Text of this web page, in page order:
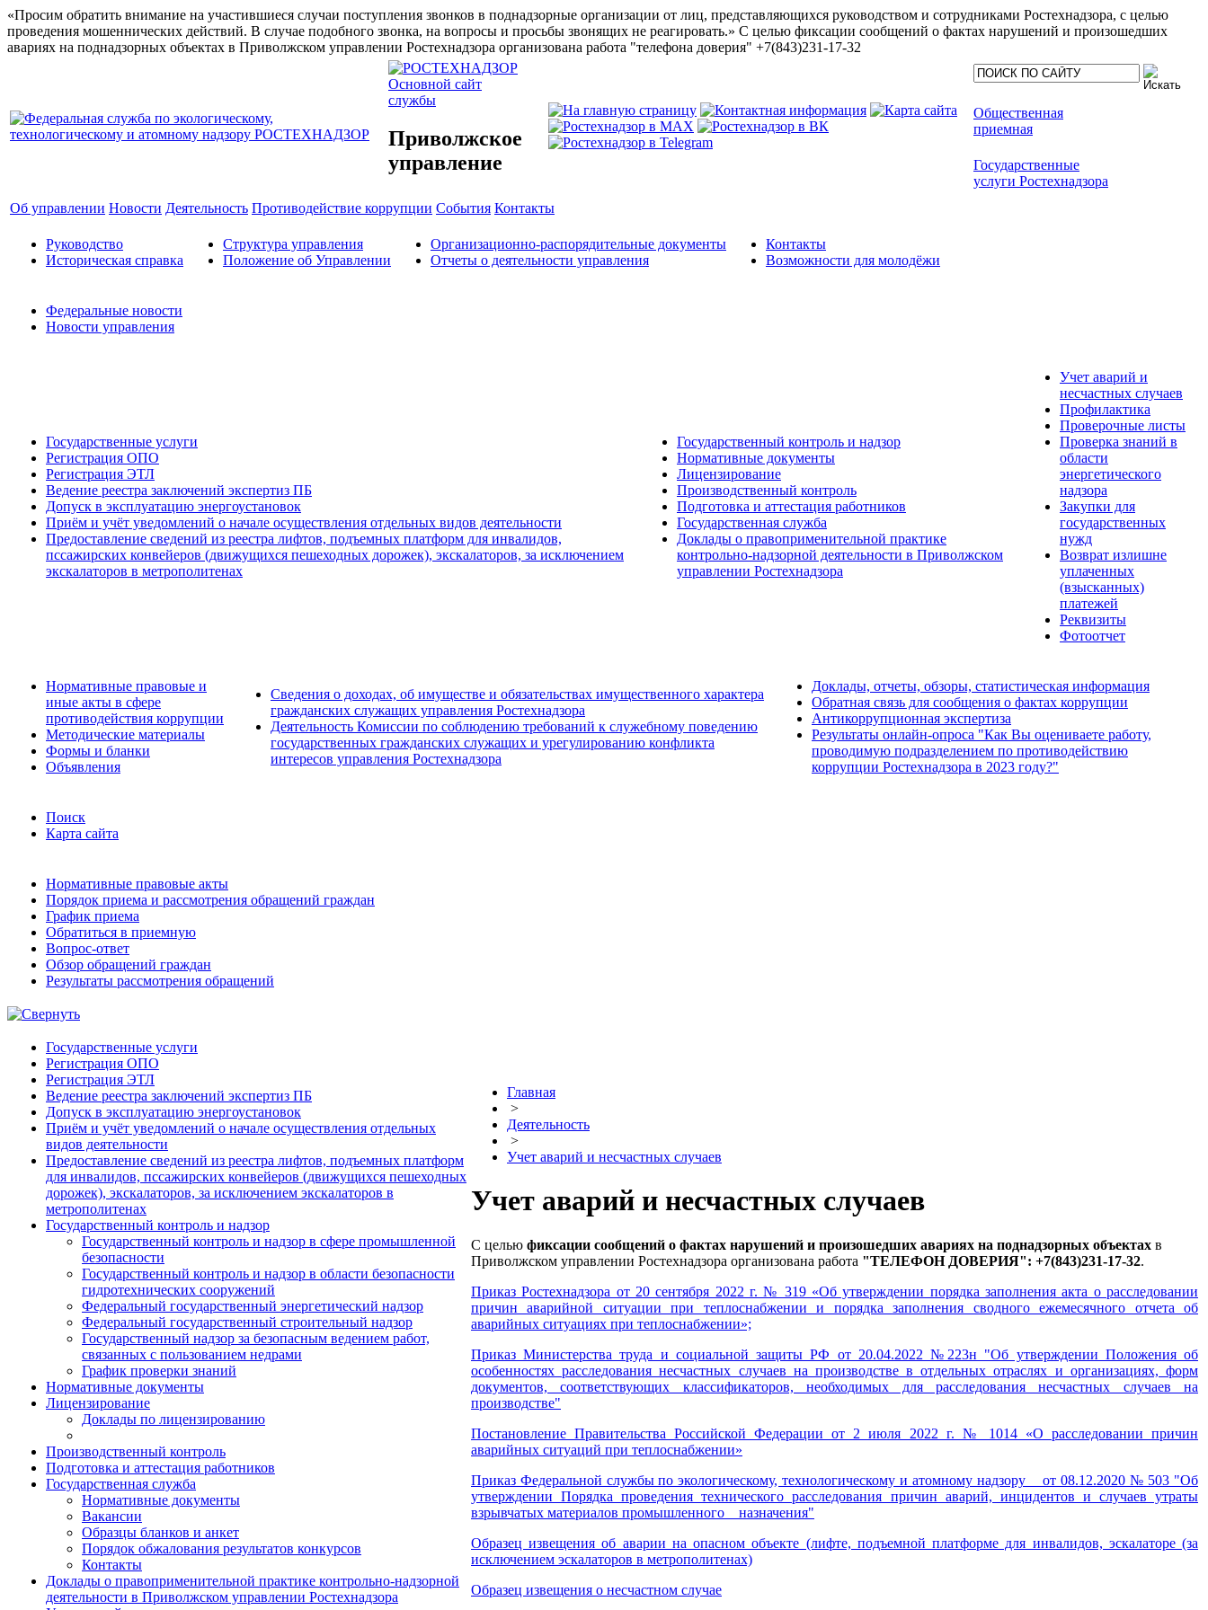
«Просим обратить внимание на участившиеся случаи поступления звонков в поднадзорные организации от лиц, представляющихся руководством и сотрудниками Ростехнадзора, с целью
проведения мошеннических действий. В случае подобного звонка, на вопросы и просьбы звонящих не реагировать.» С целью фиксации сообщений о фактах нарушений и произошедших
авариях на поднадзорных объектах в Приволжском управлении Ростехнадзора организована работа "телефона доверия" +7(843)231-17-32
Основной сайт
службы
Приволжское
управление
Общественная
приемная
Государственные
услуги Ростехнадзора
Об управлении Новости Деятельность Противодействие коррупции События Контакты
Руководство
Историческая справка
Структура управления
Положение об Управлении
Организационно-распорядительные документы
Отчеты о деятельности управления
Контакты
Возможности для молодёжи
Федеральные новости
Новости управления
Государственные услуги
Регистрация ОПО
Регистрация ЭТЛ
Ведение реестра заключений экспертиз ПБ
Допуск в эксплуатацию энергоустановок
Приём и учёт уведомлений о начале осуществления отдельных видов деятельности
Предоставление сведений из реестра лифтов, подъемных платформ для инвалидов,
пссажирских конвейеров (движущихся пешеходных дорожек), экскалаторов, за исключением
экскалаторов в метрополитенах
Государственный контроль и надзор
Нормативные документы
Лицензирование
Производственный контроль
Подготовка и аттестация работников
Государственная служба
Доклады о правоприменительной практике
контрольно-надзорной деятельности в Приволжском
управлении Ростехнадзора
Учет аварий и
несчастных случаев
Профилактика
Проверочные листы
Проверка знаний в
области
энергетического
надзора
Закупки для
государственных
нужд
Возврат излишне
уплаченных
(взысканных)
платежей
Реквизиты
Фотоотчет
Нормативные правовые и
иные акты в сфере
противодействия коррупции
Методические материалы
Формы и бланки
Объявления
Сведения о доходах, об имуществе и обязательствах имущественного характера
гражданских служащих управления Ростехнадзора
Деятельность Комиссии по соблюдению требований к служебному поведению
государственных гражданских служащих и урегулированию конфликта
интересов управления Ростехнадзора
Доклады, отчеты, обзоры, статистическая информация
Обратная связь для сообщения о фактах коррупции
Антикоррупционная экспертиза
Результаты онлайн-опроса "Как Вы оцениваете работу,
проводимую подразделением по противодействию
коррупции Ростехнадзора в 2023 году?"
Поиск
Карта сайта
Нормативные правовые акты
Порядок приема и рассмотрения обращений граждан
График приема
Обратиться в приемную
Вопрос-ответ
Обзор обращений граждан
Результаты рассмотрения обращений
Государственные услуги
Регистрация ОПО
Регистрация ЭТЛ
Ведение реестра заключений экспертиз ПБ
Допуск в эксплуатацию энергоустановок
Приём и учёт уведомлений о начале осуществления отдельных
видов деятельности
Предоставление сведений из реестра лифтов, подъемных платформ
для инвалидов, пссажирских конвейеров (движущихся пешеходных
дорожек), экскалаторов, за исключением экскалаторов в
метрополитенах
Государственный контроль и надзор
Государственный контроль и надзор в сфере промышленной
безопасности
Государственный контроль и надзор в области безопасности
гидротехнических сооружений
Федеральный государственный энергетический надзор
Федеральный государственный строительный надзор
Государственный надзор за безопасным ведением работ,
связанных с пользованием недрами
График проверки знаний
Нормативные документы
Лицензирование
Доклады по лицензированию
Производственный контроль
Подготовка и аттестация работников
Государственная служба
Нормативные документы
Вакансии
Образцы бланков и анкет
Порядок обжалования результатов конкурсов
Контакты
Доклады о правоприменительной практике контрольно-надзорной
деятельности в Приволжском управлении Ростехнадзора
Главная
>
Деятельность
>
Учет аварий и несчастных случаев
Учет аварий и несчастных случаев
С целью фиксации сообщений о фактах нарушений и произошедших авариях на поднадзорных объектах в
Приволжском управлении Ростехнадзора организована работа "ТЕЛЕФОН ДОВЕРИЯ": +7(843)231-17-32.
Приказ Ростехнадзора от 20 сентября 2022 г. № 319 «Об утверждении порядка заполнения акта о расследовании
причин аварийной ситуации при теплоснабжении и порядка заполнения сводного ежемесячного отчета об
аварийных ситуациях при теплоснабжении»;
Приказ Министерства труда и социальной защиты РФ от 20.04.2022 №223н "Об утверждении Положения об
особенностях расследования несчастных случаев на производстве в отдельных отраслях и организациях, форм
документов, соответствующих классификаторов, необходимых для расследования несчастных случаев на
производстве"
Постановление Правительства Российской Федерации от 2 июля 2022 г. № 1014 «О расследовании причин
аварийных ситуаций при теплоснабжении»
Приказ Федеральной службы по экологическому, технологическому и атомному надзору от 08.12.2020 № 503 "Об
утверждении Порядка проведения технического расследования причин аварий, инцидентов и случаев утраты
взрывчатых материалов промышленного назначения"
Образец извещения об аварии на опасном объекте (лифте, подъемной платформе для инвалидов, эскалаторе (за
исключением эскалаторов в метрополитенах)
Образец извещения о несчастном случае